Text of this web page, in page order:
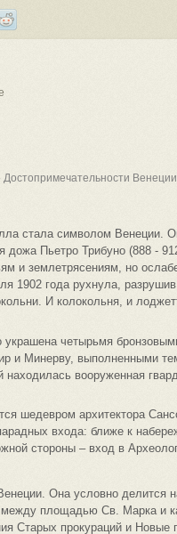
Достопримечательности Венеции
стала символом Венеции.
Пьетро Трибуно (888 -
и землетрясениям, но
1902 года рухнула,
И колокольня, и
четырьмя
и Минерву, выполненными
находилась вооруженная
шедевром архитектора
входа: ближе к
стороны – вход в
Она условно делится
площадью Св. Марка и
Старых прокураций и Новые